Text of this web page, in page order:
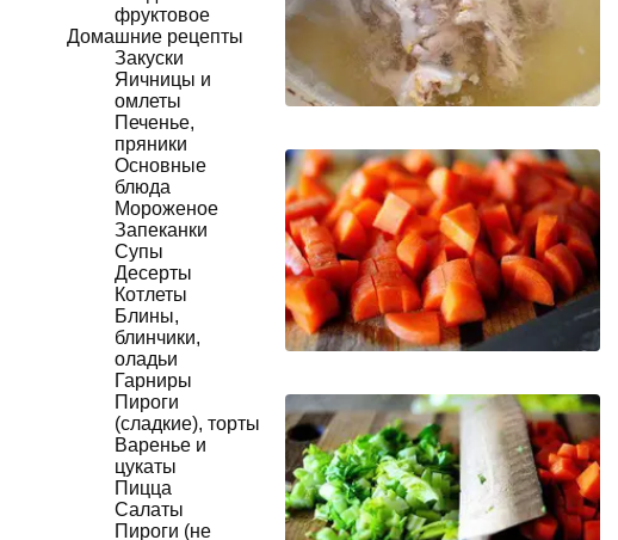
фруктовое
Домашние рецепты
Закуски
Яичницы и
омлеты
Печенье,
пряники
Основные
блюда
Мороженое
Запеканки
Супы
Десерты
Котлеты
Блины,
блинчики,
оладьи
Гарниры
Пироги
(сладкие), торты
Варенье и
цукаты
Пицца
Салаты
Пироги (не